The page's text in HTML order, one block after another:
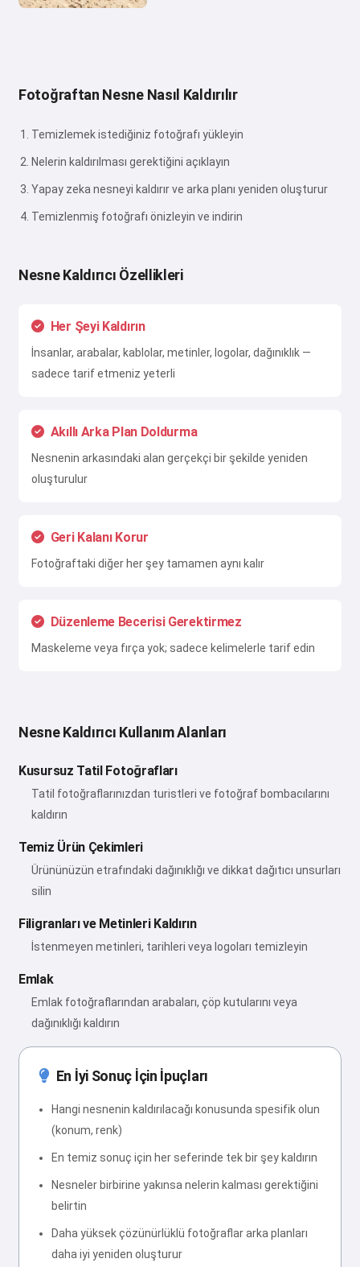
Fotoğraftan Nesne Nasıl Kaldırılır
Temizlemek istediğiniz fotoğrafı yükleyin
Nelerin kaldırılması gerektiğini açıklayın
Yapay zeka nesneyi kaldırır ve arka planı yeniden oluşturur
Temizlenmiş fotoğrafı önizleyin ve indirin
Nesne Kaldırıcı Özellikleri
Her Şeyi Kaldırın
İnsanlar, arabalar, kablolar, metinler, logolar, dağınıklık —
sadece tarif etmeniz yeterli
Akıllı Arka Plan Doldurma
Nesnenin arkasındaki alan gerçekçi bir şekilde yeniden
oluşturulur
Geri Kalanı Korur
Fotoğraftaki diğer her şey tamamen aynı kalır
Düzenleme Becerisi Gerektirmez
Maskeleme veya fırça yok; sadece kelimelerle tarif edin
Nesne Kaldırıcı Kullanım Alanları
Kusursuz Tatil Fotoğrafları
Tatil fotoğraflarınızdan turistleri ve fotoğraf bombacılarını
kaldırın
Temiz Ürün Çekimleri
Ürününüzün etrafındaki dağınıklığı ve dikkat dağıtıcı unsurları
silin
Filigranları ve Metinleri Kaldırın
İstenmeyen metinleri, tarihleri veya logoları temizleyin
Emlak
Emlak fotoğraflarından arabaları, çöp kutularını veya
dağınıklığı kaldırın
En İyi Sonuç İçin İpuçları
Hangi nesnenin kaldırılacağı konusunda spesifik olun
(konum, renk)
En temiz sonuç için her seferinde tek bir şey kaldırın
Nesneler birbirine yakınsa nelerin kalması gerektiğini
belirtin
Daha yüksek çözünürlüklü fotoğraflar arka planları
daha iyi yeniden oluşturur